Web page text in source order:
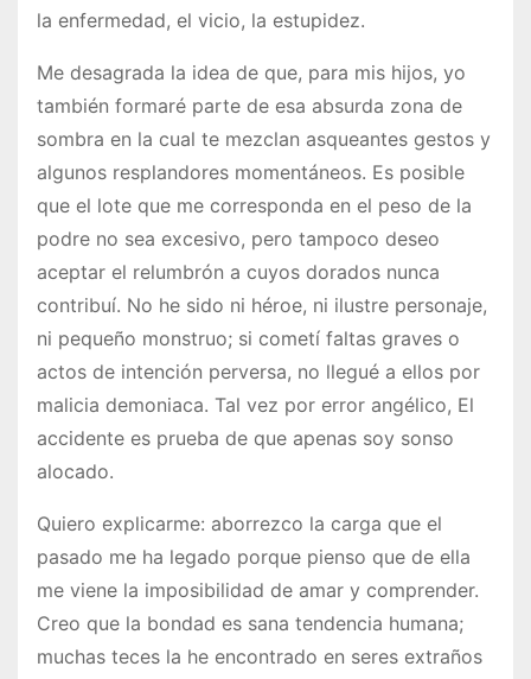
la enfermedad, el vicio, la estupidez.
Me desagrada la idea de que, para mis hijos, yo
también formaré parte de esa absurda zona de
sombra en la cual te mezclan asqueantes gestos y
algunos resplandores momentáneos. Es posible
que el lote que me corres­ponda en el peso de la
podre no sea excesivo, pero tampoco deseo
aceptar el relumbrón a cuyos dorados nunca
contribuí. No he sido ni héroe, ni ilustre personaje,
ni pequeño monstruo; si cometí faltas graves o
actos de intención perversa, no llegué a ellos por
malicia demoniaca. Tal vez por error angélico, El
accidente es prueba de que apenas soy sonso
alocado.
Quiero explicarme: aborrezco la carga que el
pasado me ha legado porque pienso que de ella
me viene la imposibilidad de amar y comprender.
Creo que la bondad es sana tendencia humana;
muchas teces la he encontrado en seres extraños